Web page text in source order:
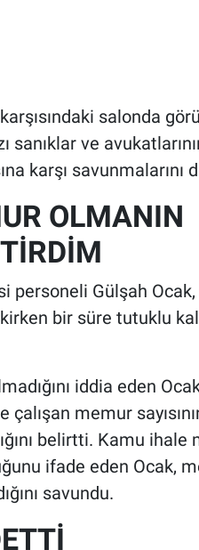
salonda
sanıklar ve
karşı savunmalarını
OLMANIN
personeli Gülşah
bir süre tutuklu
iddia eden
memur
belirtti. Kamu ihale
ifade eden Ocak,
savundu.